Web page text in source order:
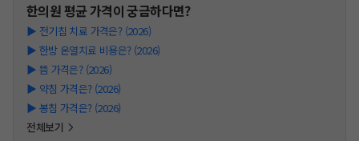
한의원평균 가격이 궁금하다면?
▶ 전기침 치료 가격은? (2026)
▶ 한방 온열치료 비용은? (2026)
▶ 뜸 가격은? (2026)
▶ 약침 가격은? (2026)
▶ 봉침 가격은? (2026)
전체보기